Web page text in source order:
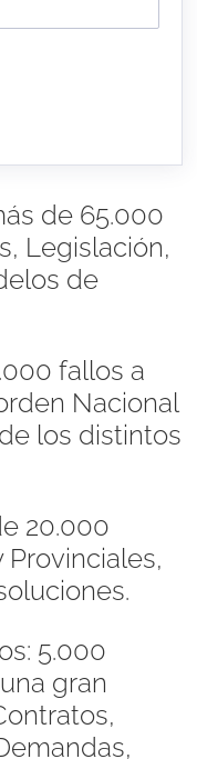
de 65.000
Legislación,
de
fallos a
Nacional
los distintos
20.000
5.000
gran